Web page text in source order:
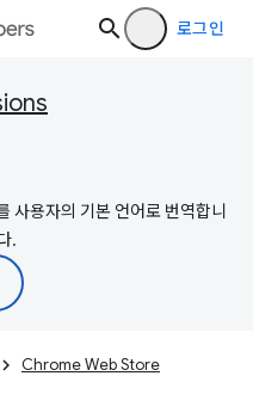
로그인
사용자의 기본 언어로 번역합니
.
Chrome Web Store